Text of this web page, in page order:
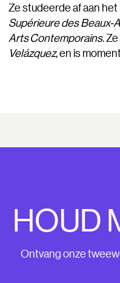
Ze studeerde af aan het
Supérieure des Beaux-
ArtsContemporains.
Velázquez, en is
HOUD
Ontvang onze